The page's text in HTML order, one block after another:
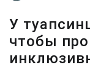
У
чтобы